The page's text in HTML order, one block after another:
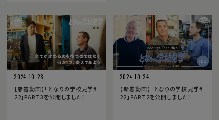
2024.10.28
【新着動画】「となりの学校見学#
22」PART3を公開しました！
2024.10.24
【新着動画】「となりの学校見学#
22」PART2を公開しました！